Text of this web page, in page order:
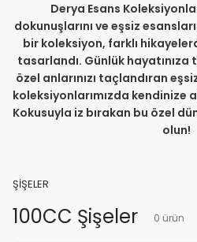
Derya Esans
dokunuşlarını ve eşsiz
bir koleksiyon, farklı
tasarlandı. Günlük
özel anlarınızı taçlandıran
koleksiyonlarımızda kendinize
Kokusuyla iz bırakan bu özel
olun!
ŞİŞELER
100CC Şişeler 0 ürün